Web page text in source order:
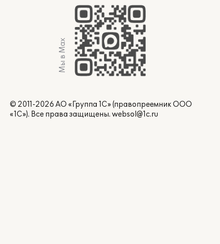
Мы в Max
© 2011-2026 АО «Группа 1С» (правопреемник ООО
«1С»). Все права защищены. websol@1c.ru